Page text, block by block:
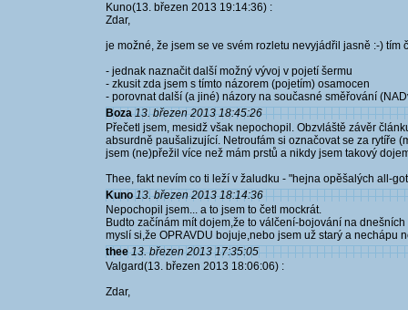
Kuno(13. březen 2013 19:14:36) :
Zdar,
je možné, že jsem se ve svém rozletu nevyjádřil jasně :-) tím
- jednak naznačit další možný vývoj v pojetí šermu
- zkusit zda jsem s tímto názorem (pojetím) osamocen
- porovnat další (a jiné) názory na současné směřování
Boza 13. březen 2013 18:45:26
Přečetl jsem, mesidž však nepochopil. Obzvláště závěr
absurdně paušalizující. Netroufám si označovat se za rytíře
jsem (ne)přežil více než mám prstů a nikdy jsem takový
Thee, fakt nevím co ti leží v žaludku - "hejna opěšalých all-
Kuno 13. březen 2013 18:14:36
Nepochopil jsem... a to jsem to četl mockrát.
Budto začínám mít dojem,že to válčení-bojování na
myslí si,že OPRAVDU bojuje,nebo jsem už starý a nechápu
thee 13. březen 2013 17:35:05
Valgard(13. březen 2013 18:06:06) :
Zdar,